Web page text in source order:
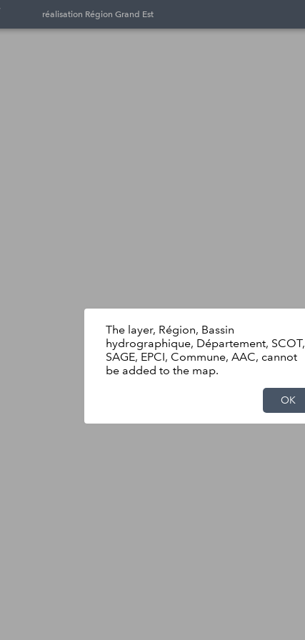
The layer, Région, Bassin
hydrographique, Département, SCOT,
SAGE, EPCI, Commune, AAC, cannot
be added to the map.
OK
réalisation Région Grand Est